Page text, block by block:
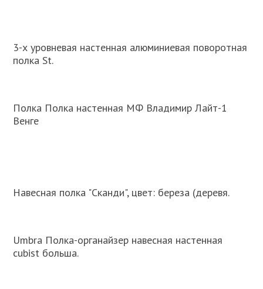
3-х уровневая настенная алюминиевая поворотная
полка St.
Полка Полка настенная МФ Владимир Лайт-1
Венге
Навесная полка "Сканди", цвет: береза (деревя.
Umbra Полка-органайзер навесная настенная
cubist больша.